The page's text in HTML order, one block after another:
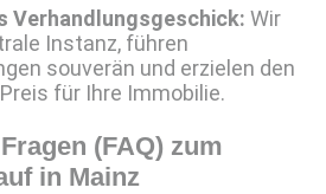
Verhandlungsgeschick: Wir
Instanz, führen
souverän und erzielen den
für Ihre Immobilie.
(FAQ) zum
in Mainz